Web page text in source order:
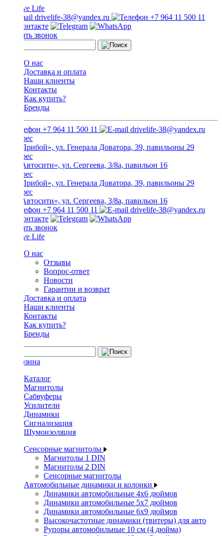
drivelife-38@yandex.ru +7 964 11 500 11
Заказать звонок
О нас
Доставка и оплата
Наши клиенты
Контакты
Как купить?
Бренды
+7 964 11 500 11 drivelife-38@yandex.ru
ТЦ «Прибой», ул. Генерала Доватора, 39, павильоны 29
ТЦ «Автосити», ул. Сергеева, 3/8а, павильон 16
ТЦ «Прибой», ул. Генерала Доватора, 39, павильоны 29
ТЦ «Автосити», ул. Сергеева, 3/8а, павильон 16
+7 964 11 500 11
drivelife-38@yandex.ru
Заказать звонок
О нас
Отзывы
Вопрос-ответ
Новости
Гарантии и возврат
Доставка и оплата
Наши клиенты
Контакты
Как купить?
Бренды
Каталог
Магнитолы
Сабвуферы
Усилители
Динамики
Сигнализация
Шумоизоляция
Сенсорные магнитолы
Магнитолы 1 DIN
Магнитолы 2 DIN
Сенсорные магнитолы
Автомобильные динамики и колонки
Динамики автомобильные 4x6 дюймов
Динамики автомобильные 5x7 дюймов
Динамики автомобильные 6x9 дюймов
Высокочастотные динамики (твитеры) для авто
Рупоры автомобильные 10 см (4 дюйма)